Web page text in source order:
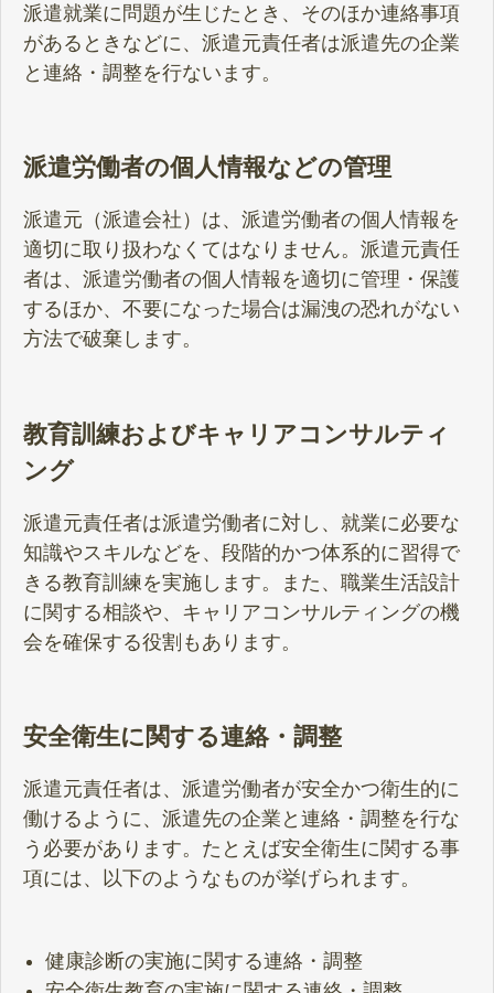
派遣就業に問題が生じたとき、そのほか連絡事項
があるときなどに、派遣元責任者は派遣先の企業
と連絡・調整を行ないます。
派遣労働者の個人情報などの管理
派遣元（派遣会社）は、派遣労働者の個人情報を
適切に取り扱わなくてはなりません。派遣元責任
者は、派遣労働者の個人情報を適切に管理・保護
するほか、不要になった場合は漏洩の恐れがない
方法で破棄します。
教育訓練およびキャリアコンサルティ
ング
派遣元責任者は派遣労働者に対し、就業に必要な
知識やスキルなどを、段階的かつ体系的に習得で
きる教育訓練を実施します。また、職業生活設計
に関する相談や、キャリアコンサルティングの機
会を確保する役割もあります。
安全衛生に関する連絡・調整
派遣元責任者は、派遣労働者が安全かつ衛生的に
働けるように、派遣先の企業と連絡・調整を行な
う必要があります。たとえば安全衛生に関する事
項には、以下のようなものが挙げられます。
健康診断の実施に関する連絡・調整